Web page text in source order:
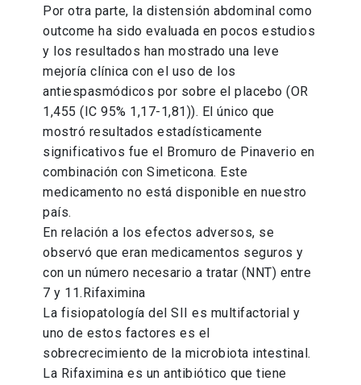
Por otra parte, la distensión abdominal como
outcome ha sido evaluada en pocos estudios
y los resultados han mostrado una leve
mejoría clínica con el uso de los
antiespasmódicos por sobre el placebo (OR
1,455 (IC 95% 1,17-1,81)). El único que
mostró resultados estadísticamente
significativos fue el Bromuro de Pinaverio en
combinación con Simeticona. Este
medicamento no está disponible en nuestro
país.
En relación a los efectos adversos, se
observó que eran medicamentos seguros y
con un número necesario a tratar (NNT) entre
7 y 11.Rifaximina
La fisiopatología del SII es multifactorial y
uno de estos factores es el
sobrecrecimiento de la microbiota intestinal.
La Rifaximina es un antibiótico que tiene